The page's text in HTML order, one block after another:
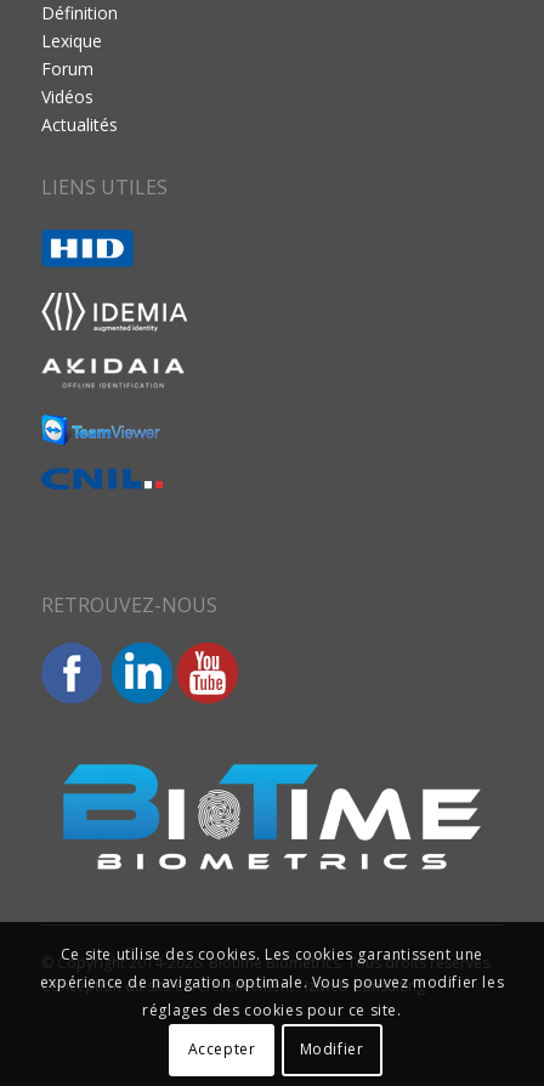
Définition
Lexique
Forum
Vidéos
Actualités
LIENS UTILES
RETROUVEZ-NOUS
© Copyright 2014-2026. Biotime Biometrics. Tous droits réservés.
Conception du site et référencement : Iziweb Consulting
Ce site utilise des cookies. Les cookies garantissent une
expérience de navigation optimale. Vous pouvez modifier les
réglages des cookies pour ce site.
Accepter
Modifier